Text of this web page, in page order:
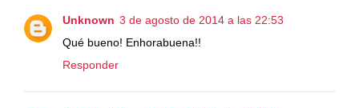
Unknown 3 de agosto de 2014 a las 22:53
Qué bueno! Enhorabuena!!
Responder